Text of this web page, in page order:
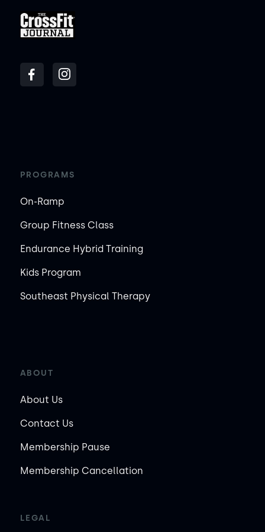
PROGRAMS
On-Ramp
Group Fitness Class
Endurance Hybrid Training
Kids Program
Southeast Physical Therapy
ABOUT
About Us
Contact Us
Membership Pause
Membership Cancellation
LEGAL